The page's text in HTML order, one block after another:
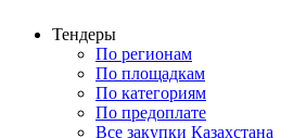
Тендеры
По регионам
По площадкам
По категориям
По предоплате
Все закупки Казахстана